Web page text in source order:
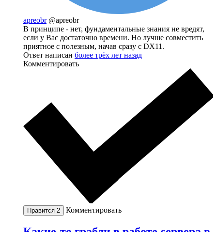
apreobr @apreobr
В принципе - нет, фундаментальные знания не вредят,
если у Вас достаточно времени. Но лучше совместить
приятное с полезным, начав сразу с DX11.
Ответ написан более трёх лет назад
Комментировать
Нравится 2 Комментировать